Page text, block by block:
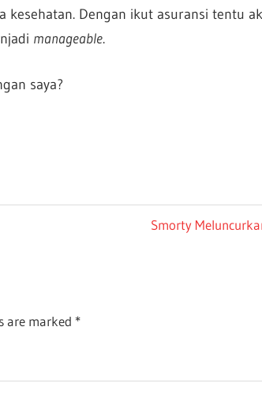
Dengan ikut asuransi tentu
manageable.
saya?
Next
Smorty
are marked *